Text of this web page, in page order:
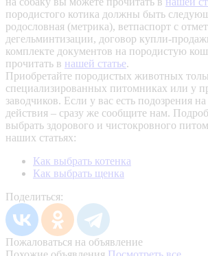
породистого котика должны быть
родословная (метрика), ветпаспорт с
дегельминтизации, договор купли-
комплекте документов на породистую
прочитать в нашей статье.
Приобретайте породистых животных
специализированных питомниках или у
заводчиков. Если у вас есть подозрения
действия – сразу же сообщите нам.
выбрать здорового и чистокровного
наших статьях:
Как выбрать котенка
Как выбрать щенка
Поделиться:
Пожаловаться на объявление